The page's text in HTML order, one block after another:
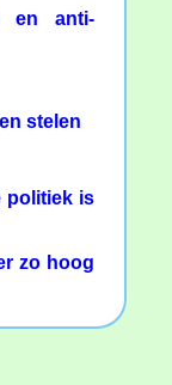
en anti-
stelen
politiek is
zo hoog